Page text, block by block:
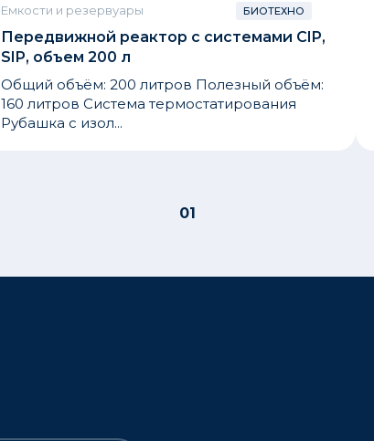
Емкости и резервуары БИОТЕХНО
Передвижной реактор с системами CIP,
SIP, объем 200 л
Общий объём: 200 литров Полезный объём:
160 литров Система термостатирования
Рубашка с изол...
01